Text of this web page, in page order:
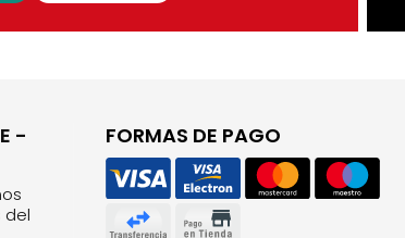
-
del
FORMAS DE PAGO